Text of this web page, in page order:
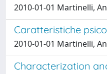
2010-01-01 Martinelli,
Caratteristiche
2010-01-01 Martinelli,
Characterization